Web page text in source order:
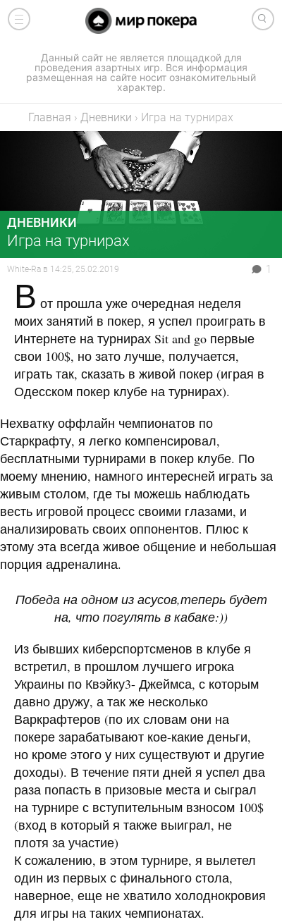
Данный сайт не является площадкой для
проведения азартных игр. Вся информация
размещенная на сайте носит ознакомительный
характер.
Главная › Дневники › Игра на турнирах
ДНЕВНИКИ
Игра на турнирах
White-Ra в 14:25, 25.02.2019 1
В от прошла уже очередная неделя
моих занятий в покер, я успел проиграть в
Интернете на турнирах Sit and go первые
свои 100$, но зато лучше, получается,
играть так, сказать в живой покер (играя в
Одесском покер клубе на турнирах).
Нехватку оффлайн чемпионатов по
Старкрафту, я легко компенсировал,
бесплатными турнирами в покер клубе. По
моему мнению, намного интересней играть за
живым столом, где ты можешь наблюдать
весть игровой процесс своими глазами, и
анализировать своих оппонентов. Плюс к
этому эта всегда живое общение и небольшая
порция адреналина.
Победа на одном из асусов,теперь будет
на, что погулять в кабаке:))
Из бывших киберспортсменов в клубе я
встретил, в прошлом лучшего игрока
Украины по Квэйку3- Джеймса, с которым
давно дружу, а так же несколько
Варкрафтеров (по их словам они на
покере зарабатывают кое-какие деньги,
но кроме этого у них существуют и другие
доходы). В течение пяти дней я успел два
раза попасть в призовые места и сыграл
на турнире с вступительным взносом 100$
(вход в который я также выиграл, не
плотя за участие)
К сожалению, в этом турнире, я вылетел
один из первых с финального стола,
наверное, еще не хватило холоднокровия
для игры на таких чемпионатах.